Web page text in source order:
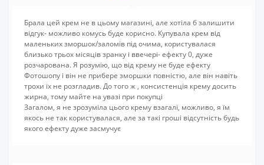
Брала цей крем не в цьому магазині, але хотіла б залишити
відгук- можливо комусь буде корисно. Купувала крем від
маленьких зморшок/заломів під очима, користувалася
близько трьох місяців зранку і ввечері- ефекту 0, дуже
розчарована. Я розумію, що від крему не буде ефекту
Фотошопу і він не прибере зморшки повністю, але він навіть
трохи їх не розгладив. До того ж , консистенція крему досить
жирна, тому майте на увазі при покупці
Загалом, я не зрозуміла цього крему взагалі, можливо, я їм
якось не так користувалася, але за такі гроші відсутність будь
якого ефекту дуже засмучує